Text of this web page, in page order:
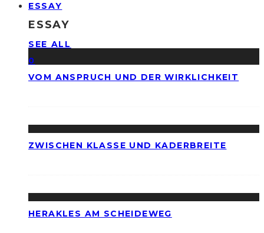
ESSAY
ESSAY
SEE ALL
0
VOM ANSPRUCH UND DER WIRKLICHKEIT
ZWISCHEN KLASSE UND KADERBREITE
HERAKLES AM SCHEIDEWEG